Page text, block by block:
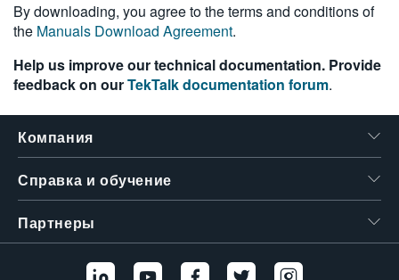
By downloading, you agree to the terms and conditions of
the Manuals Download Agreement.
Help us improve our technical documentation. Provide
feedback on ourTekTalk documentation forum.
Компания
Справка и обучение
Партнеры